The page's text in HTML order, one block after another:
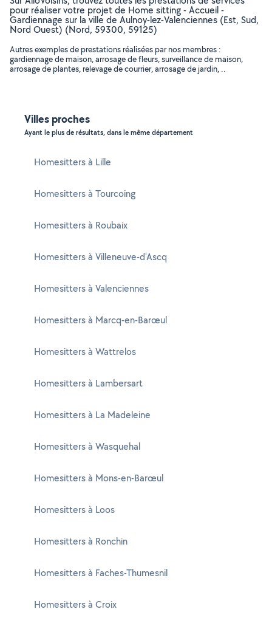
pour réaliser votre projet de Home sitting - Accueil -
Gardiennage sur la ville de Aulnoy-lez-Valenciennes (Est, Sud,
Nord Ouest) (Nord, 59300, 59125)
Autres exemples de prestations réalisées par nos membres :
gardiennage de maison, arrosage de fleurs, surveillance de maison,
arrosage de plantes, relevage de courrier, arrosage de jardin, ..
Villes proches
Ayant le plus de résultats, dans le même département
Homesitters à Lille
Homesitters à Tourcoing
Homesitters à Roubaix
Homesitters à Villeneuve-d'Ascq
Homesitters à Valenciennes
Homesitters à Marcq-en-Barœul
Homesitters à Wattrelos
Homesitters à Lambersart
Homesitters à La Madeleine
Homesitters à Wasquehal
Homesitters à Mons-en-Barœul
Homesitters à Loos
Homesitters à Ronchin
Homesitters à Faches-Thumesnil
Homesitters à Croix